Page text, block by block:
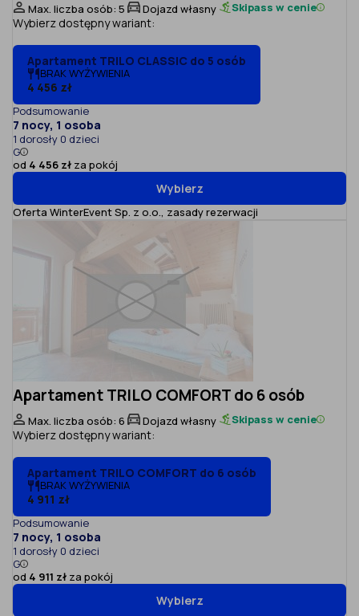
Max. liczba osób: 5 Dojazd własny Skipass w cenie
Wybierz dostępny wariant:
Apartament TRILO CLASSIC do 5 osób
BRAK WYŻYWIENIA
4 456 zł
Podsumowanie
7 nocy, 1 osoba
1 dorosły 0 dzieci
G
od 4 456 zł za pokój
Wybierz
Oferta WinterEvent Sp. z o.o., zasady rezerwacji
Apartament TRILO COMFORT do 6 osób
Max. liczba osób: 6 Dojazd własny Skipass w cenie
Wybierz dostępny wariant:
Apartament TRILO COMFORT do 6 osób
BRAK WYŻYWIENIA
4 911 zł
Podsumowanie
7 nocy, 1 osoba
1 dorosły 0 dzieci
G
od 4 911 zł za pokój
Wybierz